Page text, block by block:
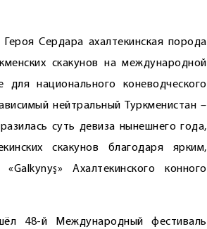
Сердара ахалтекинская порода
скакунов на международной
национального коневодческого
нейтральный Туркменистан –
суть девиза нынешнего года,
скакунов благодаря ярким,
Ахалтекинского конного
48-й Международный фестиваль